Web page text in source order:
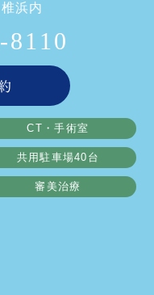
浜内
8110
CT・手術室
共用駐車場40台
審美治療